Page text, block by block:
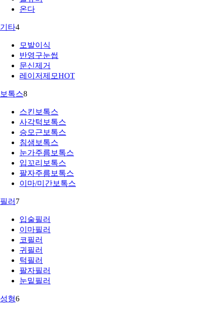
온다
기타4
모발이식
반영구눈썹
문신제거
레이저제모HOT
보톡스8
스킨보톡스
사각턱보톡스
승모근보톡스
침샘보톡스
눈가주름보톡스
입꼬리보톡스
팔자주름보톡스
이마/미간보톡스
필러 7
입술필러
이마필러
코필러
귀필러
턱필러
팔자필러
눈밑필러
성형6